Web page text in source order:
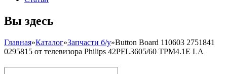
Вы здесь
Главная»Каталог»Запчасти б/у»Button Board 110603 2751841
0295815 от телевизора Philips 42PFL3605/60 TPM4.1E LA